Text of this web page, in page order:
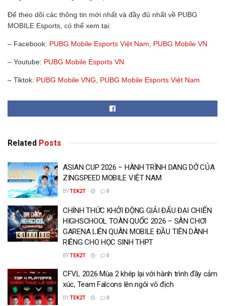
Để theo dõi các thông tin mới nhất và đầy đủ nhất về PUBG
MOBILE Esports, có thể xem tại:
– Facebook: PUBG Mobile Esports Việt Nam PUBG Mobile VN
– Youtube: PUBG Mobile Esports VN
– Tiktok: PUBG Mobile VNG PUBG Mobile Esports Việt Nam
Related Posts
ASIAN CUP 2026 – HÀNH TRÌNH DANG DỞ CỦA
ZINGSPEED MOBILE VIỆT NAM
BYTEK2T 0
CHÍNH THỨC KHỞI ĐỘNG GIẢI ĐẤU ĐẠI CHIẾN
HIGHSCHOOL TOÀN QUỐC 2026 – SÂN CHƠI
GARENA LIÊN QUÂN MOBILE ĐẦU TIÊN DÀNH
RIÊNG CHO HỌC SINH THPT
BYTEK2T 0
CFVL 2026 Mùa 2 khép lại với hành trình đầy cảm
xúc, Team Falcons lên ngôi vô địch
BYTEK2T 0